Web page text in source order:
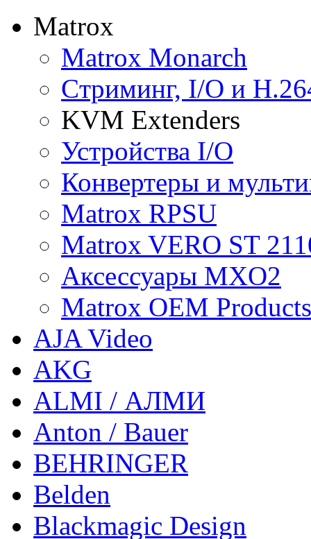
Matrox
Matrox Monarch
Cтриминг, I/O и
KVM Extenders
Устройства I/O
Конвертеры и
Matrox RPSU
Matrox VERO ST
Аксессуары MXO2
Matrox OEM Products
AJA Video
AKG
ALMI / АЛМИ
Anton / Bauer
BEHRINGER
Belden
Blackmagic Design